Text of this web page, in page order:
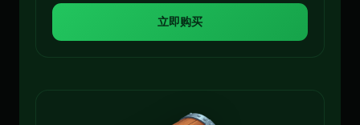
立即购买